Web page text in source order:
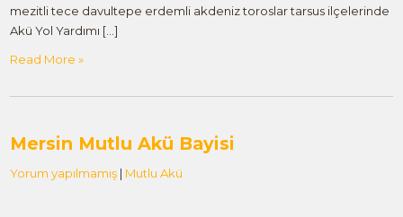
mezitli tece davultepe erdemli akdeniz toroslar tarsus ilçelerinde
Akü Yol Yardımı […]
Read More »
Mersin Mutlu Akü Bayisi
Yorum yapılmamış | Mutlu Akü